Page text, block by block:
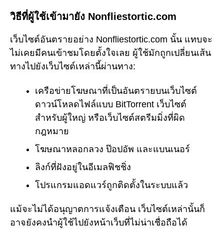
วิธีที่ผู้ใช้เข้ามายัง Nonfliestortic.com
เว็บไซต์อันตรายอย่าง Nonfliestortic.com นั้น แทบจะ
ไม่เคยมีคนเข้าชมโดยตั้งใจเลย ผู้ใช้มักถูกเปลี่ยนเส้น
ทางไปยังเว็บไซต์เหล่านี้ผ่านทาง:
เครือข่ายโฆษณาที่เป็นอันตรายบนเว็บไซต์
ดาวน์โหลดไฟล์แบบ BitTorrent เว็บไซต์
สำหรับผู้ใหญ่ หรือเว็บไซต์สตรีมมิ่งที่ผิด
กฎหมาย
โฆษณาหลอกลวง ป๊อปอัพ และแบนเนอร์
ลิงก์ที่ฝังอยู่ในอีเมลฟิชชิ่ง
โปรแกรมแอดแวร์ถูกติดตั้งในระบบแล้ว
แม้จะไม่ได้อนุญาตการแจ้งเตือน เว็บไซต์เหล่านั้นก็
อาจยังคงนำผู้ใช้ไปยังหน้าเว็บที่ไม่น่าเชื่อถือได้